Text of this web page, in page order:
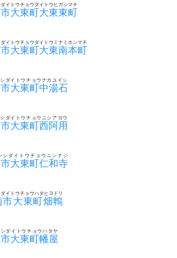
大東町大東東町
イトウチョウダイトウヒガシマチ
大東町大東南本町
イトウチョウダイトウミナミホンマチ
大東町中湯石
ダイトウチョウナカユイシ
大東町西阿用
ダイトウチョウニシアヨウ
大東町仁和寺
シダイトウチョウニンナジ
大東町畑鵯
イトウチョウハタヒヨドリ
大東町幡屋
ダイトウチョウハタヤ